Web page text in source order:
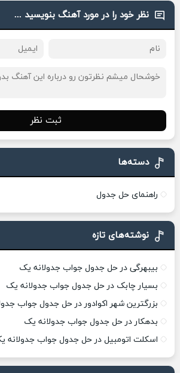
نظر خود را در مورد آهنگ بنویسید ...
ثبت نظر
دسته‌ها
راهنمای حل جدول
نوشته‌های تازه
بیبهرگی در حل جدول جواب جدولانه یک
بسیار چابک در حل جدول جواب جدولانه یک
بزرگترین شهر اکوادور در حل جدول جواب
بدهکار در حل جدول جواب جدولانه یک
اسکلت اتومبیل در حل جدول جواب جدولانه